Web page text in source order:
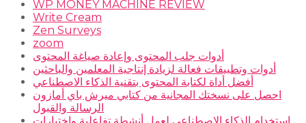
WP MONEY MACHINE REVIEW
Write Cream
Zen Surveys
zoom
أدوات جلب المحتوى وإعادة صياغة المحتوى
أدوات وتطبيقات فعالة لزيادة إنتاجية المعلمين والباحثين
أفضل أداة لكتابة المحتوى بتقنية الذكاء الاصطناعي
احصل على نسختك المجانية من كتابي ميرش باي أمازون
الرسالة والقبول